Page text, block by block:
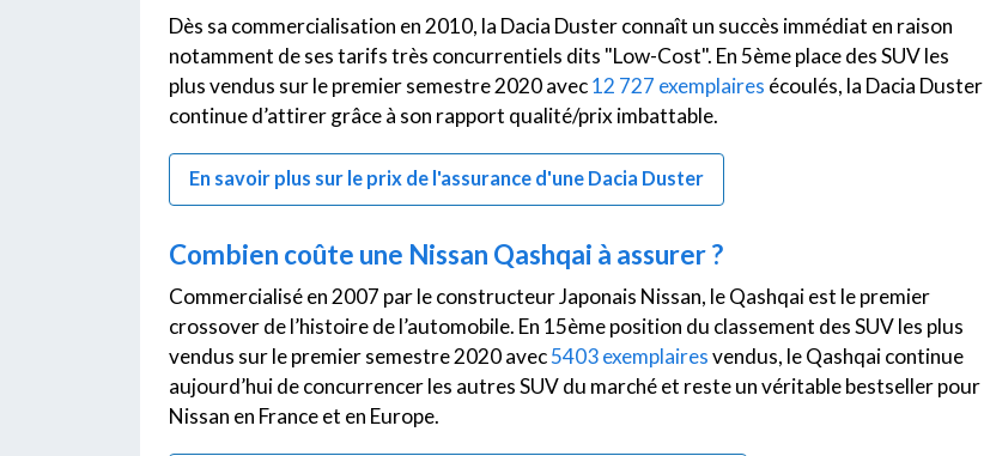
Dès sa commercialisation en 2010, la Dacia Duster connaît un succès immédiat en raison
notamment de ses tarifs très concurrentiels dits "Low-Cost". En 5ème place des SUV les
plus vendus sur le premier semestre 2020 avec12 727 exemplaires écoulés, la Dacia Duster
continue d’attirer grâce à son rapport qualité/prix imbattable.
En savoir plus sur le prix de l'assurance d'une Dacia Duster
Combien coûte une Nissan Qashqai à assurer ?
Commercialisé en 2007 par le constructeur Japonais Nissan, le Qashqai est le premier
crossover de l’histoire de l’automobile. En 15ème position du classement des SUV les plus
vendus sur le premier semestre 2020 avec5403 exemplairesvendus, le Qashqai continue
aujourd’hui de concurrencer les autres SUV du marché et reste un véritable bestseller pour
Nissan en France et en Europe.